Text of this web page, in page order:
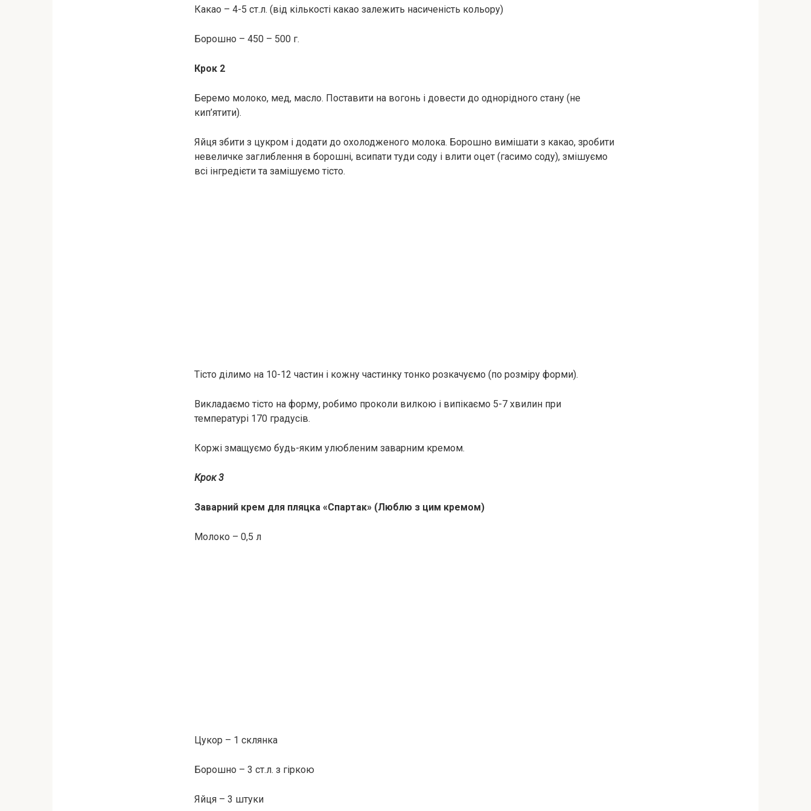
Какао – 4-5 ст.л. (від кількості какао залежить насиченість кольору)
Борошно – 450 – 500 г.
Крок 2
Беремо молоко, мед, масло. Поставити на вогонь і довести до однорідного стану (не
кип’ятити).
Яйця збити з цукром і додати до охолодженого молока. Борошно вимішати з какао, зробити
невеличке заглиблення в борошні, всипати туди соду і влити оцет (гасимо соду), змішуємо
всі інгредієти та замішуємо тісто.
Тісто ділимо на 10-12 частин і кожну частинку тонко розкачуємо (по розміру форми).
Викладаємо тісто на форму, робимо проколи вилкою і випікаємо 5-7 хвилин при
температурі 170 градусів.
Коржі змащуємо будь-яким улюбленим заварним кремом.
Крок 3
Заварний крем для пляцка «Спартак» (Люблю з цим кремом)
Молоко – 0,5 л
Цукор – 1 склянка
Борошно – 3 ст.л. з гіркою
Яйця – 3 штуки